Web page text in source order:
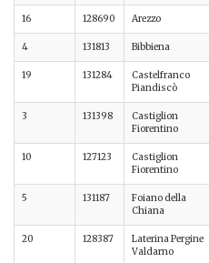
16 128690 Arezzo
4 131813 Bibbiena
19 131284
Castelfranco
Piandiscò
3 131398
Castiglion
Fiorentino
10 127123
Castiglion
Fiorentino
5 131187
Foiano della
Chiana
20 128387
Laterina Pergine
Valdarno